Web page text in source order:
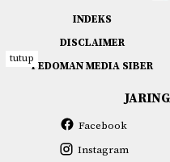
INDEKS
DISCLAIMER
PEDOMAN MEDIA SIBER
Facebook
Instagram
tutup